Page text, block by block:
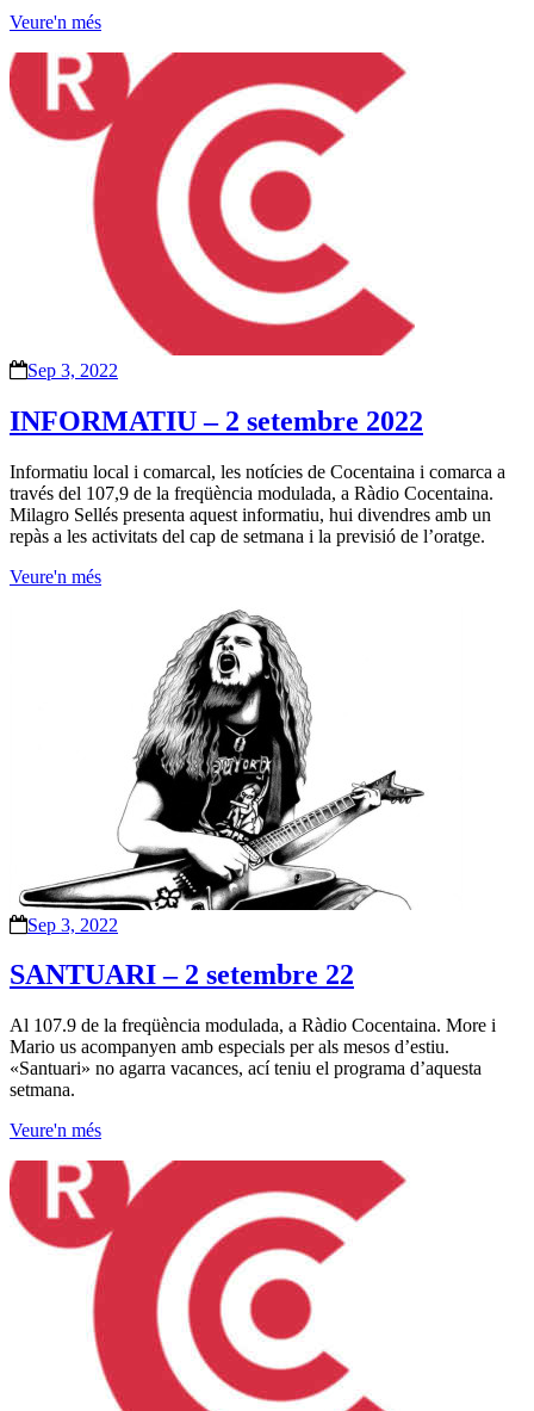
Veure'n més
Sep 3, 2022
INFORMATIU – 2 setembre 2022
Informatiu local i comarcal, les notícies de Cocentaina i comarca a
través del 107,9 de la freqüència modulada, a Ràdio Cocentaina.
Milagro Sellés presenta aquest informatiu, hui divendres amb un
repàs a les activitats del cap de setmana i la previsió de l’oratge.
Veure'n més
Sep 3, 2022
SANTUARI – 2 setembre 22
Al 107.9 de la freqüència modulada, a Ràdio Cocentaina. More i
Mario us acompanyen amb especials per als mesos d’estiu.
«Santuari» no agarra vacances, ací teniu el programa d’aquesta
setmana.
Veure'n més